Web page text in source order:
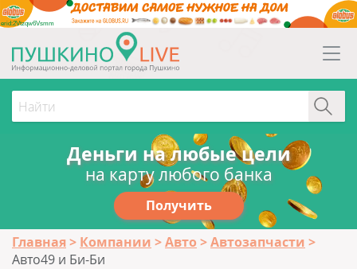
erid:2Vtzqw6Vsmm
Деньги на любые цели
на карту любого банка
Получить
Главная Компании Авто
Автозапчасти
Авто49 и Би-Би